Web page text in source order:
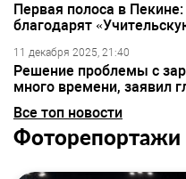
Первая полоса в
благодарят
11 декабря 2025, 21:40
Решение проблемы с
много времени, заявил
Все топ новости
Фоторепортажи